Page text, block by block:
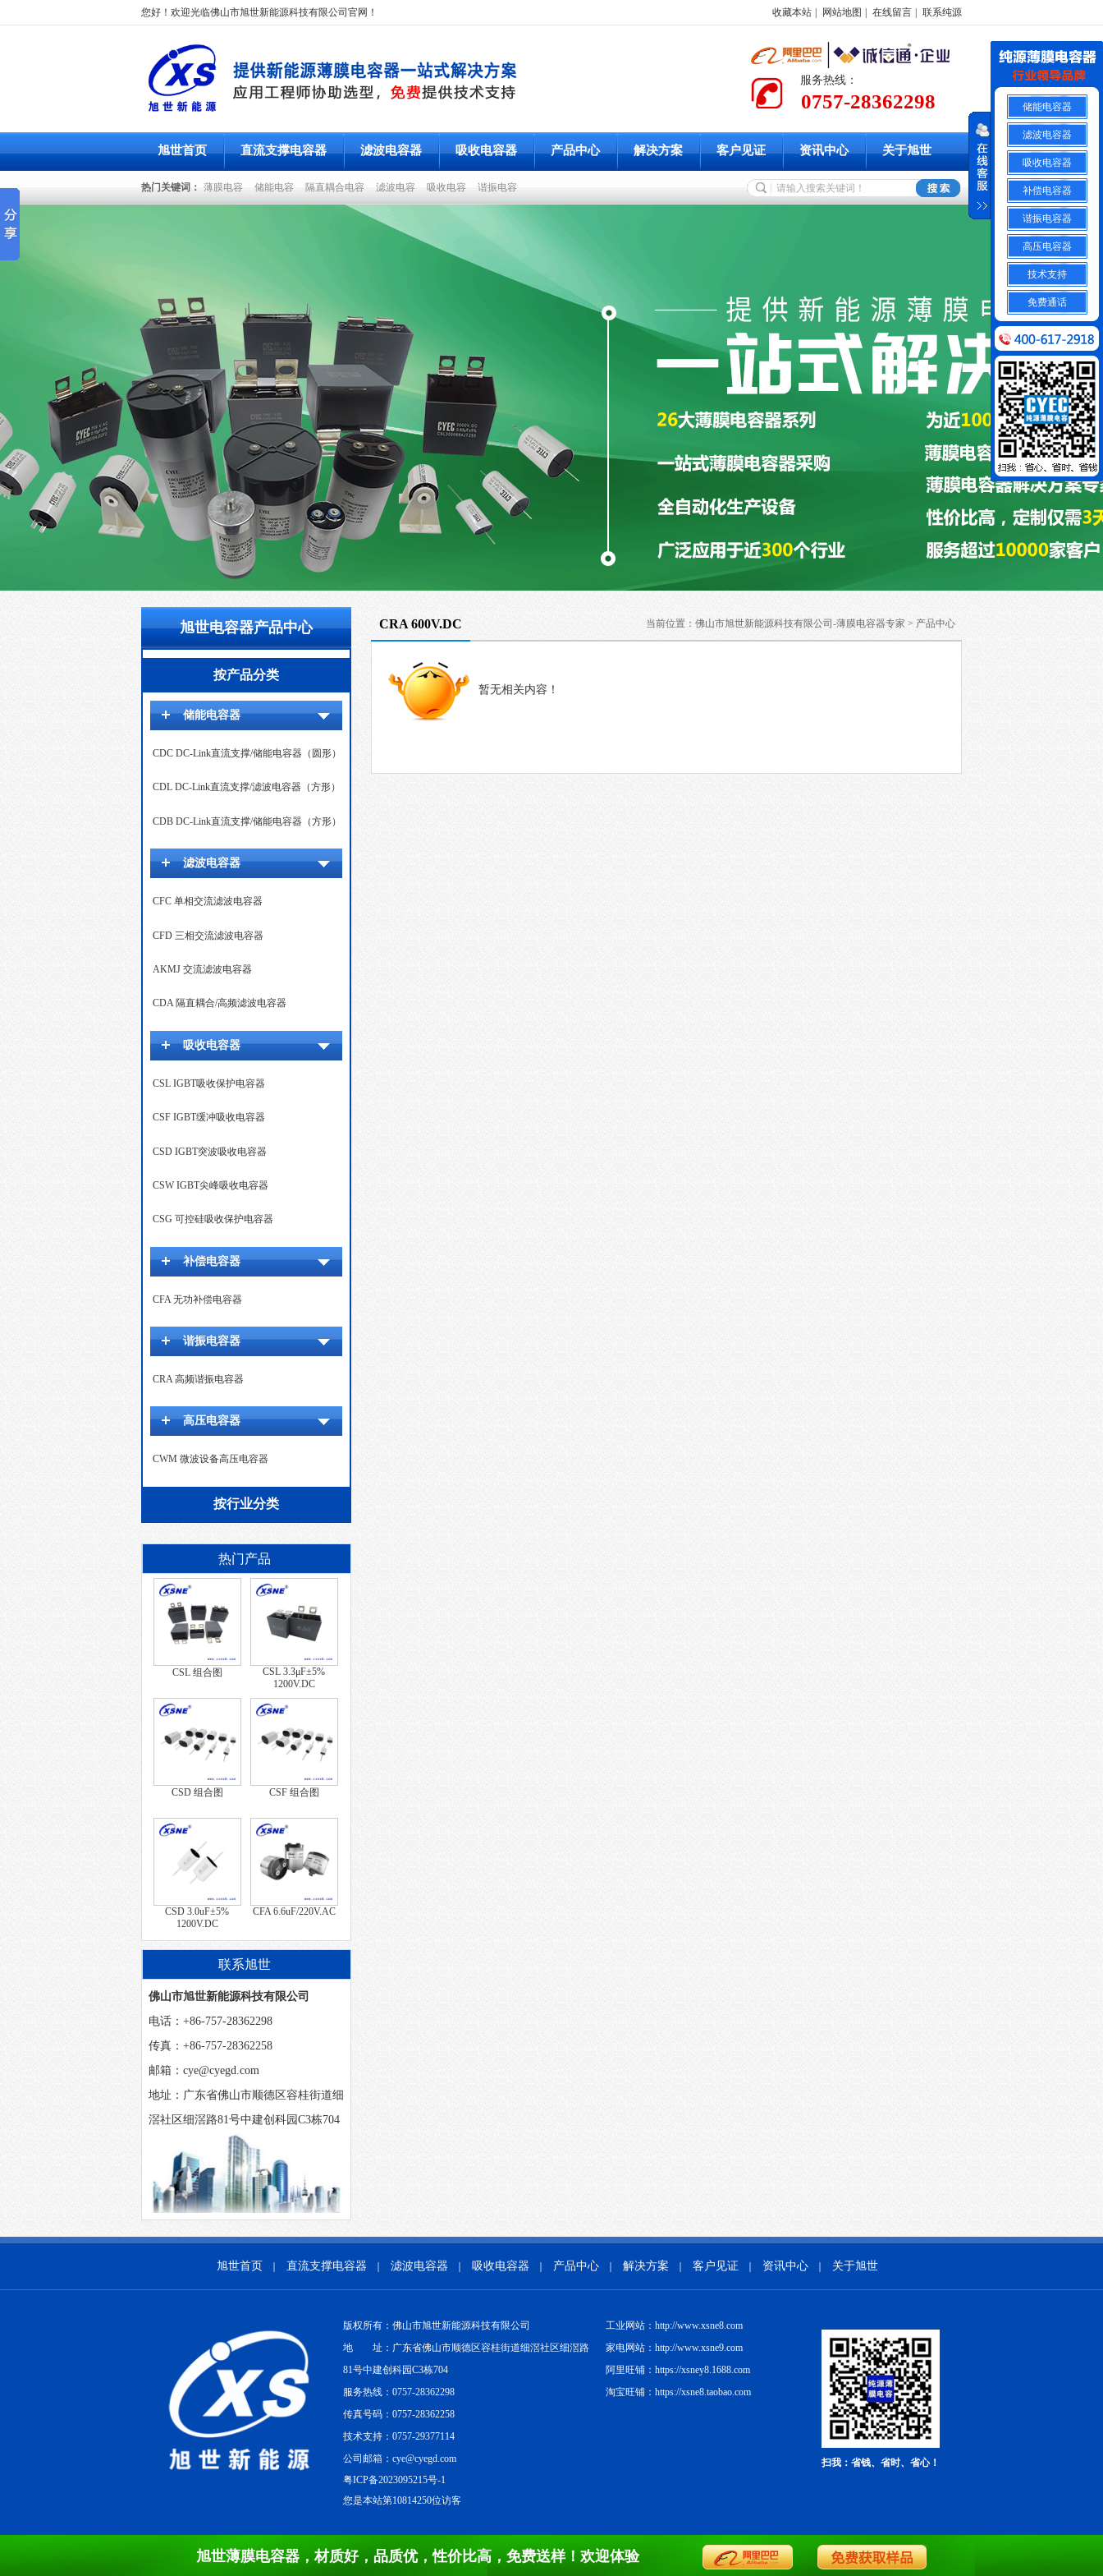
您好！欢迎光临佛山市旭世新能源科技有限公司官网！ 收藏本站 网站地图 在线留言 联系纯源
服务热线：
0757-28362298
旭世首页 直流支撑电容器 滤波电容器 吸收电容器 产品中心 解决方案 客户见证 资讯中心 关于旭世
热门关键词： 薄膜电容 储能电容 隔直耦合电容 滤波电容 吸收电容 谐振电容
旭世电容器产品中心
按产品分类
储能电容器
CDC DC-Link直流支撑/储能电容器（圆形）
CDL DC-Link直流支撑/滤波电容器（方形）
CDB DC-Link直流支撑/储能电容器（方形）
滤波电容器
CFC 单相交流滤波电容器
CFD 三相交流滤波电容器
AKMJ 交流滤波电容器
CDA 隔直耦合/高频滤波电容器
吸收电容器
CSL IGBT吸收保护电容器
CSF IGBT缓冲吸收电容器
CSD IGBT突波吸收电容器
CSW IGBT尖峰吸收电容器
CSG 可控硅吸收保护电容器
补偿电容器
CFA 无功补偿电容器
谐振电容器
CRA 高频谐振电容器
高压电容器
CWM 微波设备高压电容器
按行业分类
热门产品
CSL 组合图
CSL 3.3μF±5%
1200V.DC
CSD 组合图 CSF 组合图
CSD 3.0uF±5%
1200V.DC
CFA 6.6uF/220V.AC
联系旭世
佛山市旭世新能源科技有限公司
电话：+86-757-28362298
传真：+86-757-28362258
邮箱：cye@cyegd.com
地址：广东省佛山市顺德区容桂街道细
滘社区细滘路81号中建创科园C3栋704
CRA 600V.DC 当前位置： 佛山市旭世新能源科技有限公司-薄膜电容器专家 > 产品中心
暂无相关内容！
旭世首页 直流支撑电容器 滤波电容器 吸收电容器 产品中心 解决方案 客户见证 资讯中心 关于旭世
版权所有：佛山市旭世新能源科技有限公司
地 址：广东省佛山市顺德区容桂街道细滘社区细滘路
81号中建创科园C3栋704
服务热线：0757-28362298
传真号码：0757-28362258
技术支持：0757-29377114
公司邮箱：cye@cyegd.com
粤ICP备2023095215号-1
您是本站第10814250位访客
工业网站：http://www.xsne8.com
家电网站：http://www.xsne9.com
阿里旺铺：https://xsney8.1688.com
淘宝旺铺：https://xsne8.taobao.com
扫我：省钱、省时、省心！
旭世薄膜电容器，材质好，品质优，性价比高，免费送样！欢迎体验
储能电容器
滤波电容器
吸收电容器
补偿电容器
谐振电容器
高压电容器
技术支持
免费通话